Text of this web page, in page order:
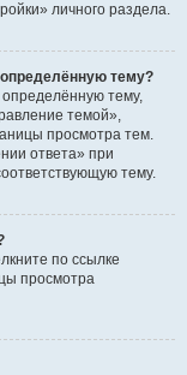
личного раздела.
определённую тему?
определённую тему,
темой»,
просмотра тем.
ответа» при
тему.
по ссылке
просмотра